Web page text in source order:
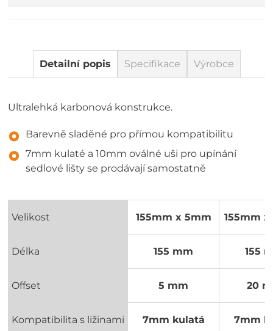
Detailní popis Specifikace Výrobce
Ultralehká karbonová konstrukce.
Barevně sladěné pro přímou kompatibilitu
7mm kulaté a 10mm oválné uši pro upínání
sedlové lišty se prodávají samostatně
Velikost 155mm x 5mm 155mm
Délka 155 mm 155
Offset 5 mm 20
Kompatibilita s ližinami 7mm kulatá 7mm